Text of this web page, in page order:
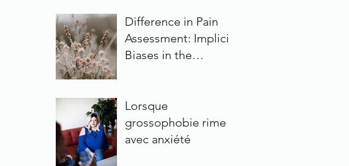
Difference in Pain
Assessment: Implicit
Biases in the
Lorsque
grossophobie rime
avec anxiété